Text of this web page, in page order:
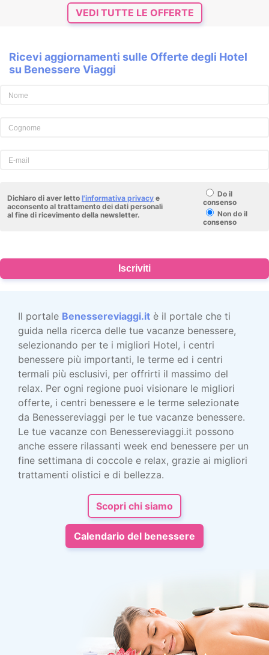
VEDI TUTTE LE OFFERTE
Ricevi aggiornamenti sulle Offerte degli Hotel
su Benessere Viaggi
Dichiaro di aver letto l'informativa privacy e
acconsento al trattamento dei dati personali
al fine di ricevimento della newsletter.
Do il
consenso
Non do il
consenso
Iscriviti
Il portale Benessereviaggi.it è il portale che ti
guida nella ricerca delle tue vacanze benessere,
selezionando per te i migliori Hotel, i centri
benessere più importanti, le terme ed i centri
termali più esclusivi, per offrirti il massimo del
relax. Per ogni regione puoi visionare le migliori
offerte, i centri benessere e le terme selezionate
da Benessereviaggi per le tue vacanze benessere.
Le tue vacanze con Benessereviaggi.it possono
anche essere rilassanti week end benessere per un
fine settimana di coccole e relax, grazie ai migliori
trattamenti olistici e di bellezza.
Scopri chi siamo
Calendario del benessere